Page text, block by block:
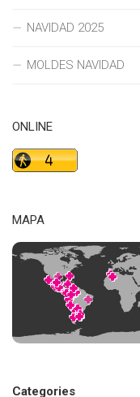
NAVIDAD 2025
MOLDES NAVIDAD
ONLINE
MAPA
Categories